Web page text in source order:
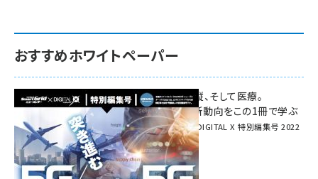
おすすめホワイトペーパー
環境対策、建機の遠隔操縦、そして医療。
次世代通信規格「5G」最新動向をこの1冊で学ぶ
SmartGrid ニューズレター × DIGITAL X 特別編集号 2022
Summer